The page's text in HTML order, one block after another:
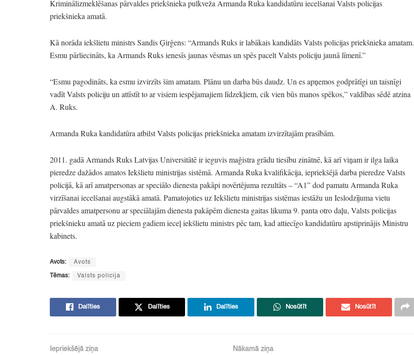
Kriminālizmeklēšanas pārvaldes priekšnieka pulkveža Armanda Ruka kandidatūru iecelšanai Valsts policijas
priekšnieka amatā.
Kā norāda iekšlietu ministrs Sandis Ģirģens: “Armands Ruks ir labākais kandidāts Valsts policijas priekšnieka amatam.
Esmu pārliecināts, ka Armands Ruks ienesīs jaunas vēsmas un spēs pacelt Valsts policiju jaunā līmenī.”
“Esmu pagodināts, ka esmu izvirzīts šim amatam. Plānu un darba būs daudz. Un es apņemos godprātīgi un taisnīgi
vadīt Valsts policiju un attīstīt to ar visiem iespējamajiem līdzekļiem, cik vien būs manos spēkos,” valdības sēdē atzina
A. Ruks.
Armanda Ruka kandidatūra atbilst Valsts policijas priekšnieka amatam izvirzītajām prasībām.
2011. gadā Armands Ruks Latvijas Universitātē ir ieguvis maģistra grādu tiesību zinātnē, kā arī viņam ir ilga laika
pieredze dažādos amatos Iekšlietu ministrijas sistēmā. Armanda Ruka kvalifikācija, iepriekšējā darba pieredze Valsts
policijā, kā arī amatpersonas ar speciālo dienesta pakāpi novērtējuma rezultāts–“A1”dod pamatu Armanda Ruka
virzīšanai iecelšanai augstākā amatā. Pamatojoties uz Iekšlietu ministrijas sistēmas iestāžu un Ieslodzījuma vietu
pārvaldes amatpersonu ar speciālajām dienesta pakāpēm dienesta gaitas likuma 9. panta otro daļu, Valsts policijas
priekšnieku amatā uz pieciem gadiem ieceļ iekšlietu ministrs pēc tam, kad attiecīgo kandidatūru apstiprinājis Ministru
kabinets.
Avots: Avots
Tēmas: Valsts policija
Dalīties Dalīties Dalīties Nosūtīt Nosūtīt
Iepriekšējā ziņa Nākamā ziņa